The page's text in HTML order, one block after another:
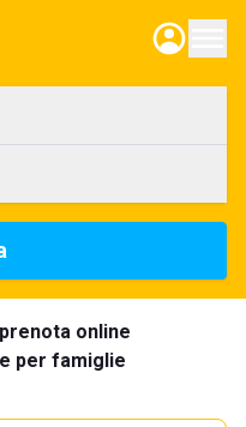
online
per famiglie